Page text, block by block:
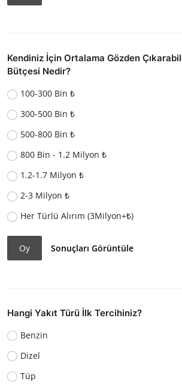
Kendiniz İçin Ortalama Gözden
Bütçesi Nedir?
100-300 Bin ₺
300-500 Bin ₺
500-800 Bin ₺
800 Bin - 1.2 Milyon ₺
1.2-1.7 Milyon ₺
2-3 Milyon ₺
Her Türlü Alırım (3Milyon+₺)
Oy Sonuçları Görüntüle
Hangi Yakıt Türü İlk Tercihiniz?
Benzin
Dizel
Tüp